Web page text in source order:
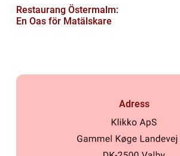
Restaurang Östermalm:
En Oas för Matälskare
Adress